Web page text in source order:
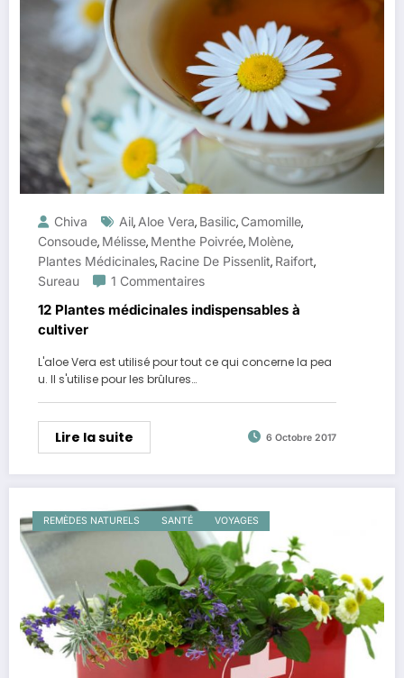
Chiva Ail, Aloe Vera, Basilic, Camomille,
Consoude, Mélisse, Menthe Poivrée, Molène,
Plantes Médicinales, Racine De Pissenlit, Raifort,
Sureau
1 Commentaires
12 Plantes médicinales indispensables à
cultiver
L'aloe Vera est utilisé pour tout ce qui concerne la pea
u. Il s'utilise pour les brûlures…
Lire la suite 6 Octobre 2017
REMÈDES NATURELS SANTÉ VOYAGES